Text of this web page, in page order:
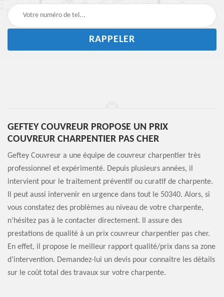
GEFTEY COUVREUR PROPOSE UN PRIX
COUVREUR CHARPENTIER PAS CHER
Geftey Couvreur a une équipe de couvreur charpentier très
professionnel et expérimenté. Depuis plusieurs années, il
intervient pour le traitement préventif ou curatif de charpente.
Il peut aussi intervenir en urgence dans tout le 50340. Alors, si
vous constatez des problèmes au niveau de votre charpente,
n’hésitez pas à le contacter directement. Il assure des
prestations de qualité à un prix couvreur charpentier pas cher.
En effet, il propose le meilleur rapport qualité/prix dans sa zone
d’intervention. Demandez-lui un devis pour connaitre les détails
sur le coût total des travaux sur votre charpente.